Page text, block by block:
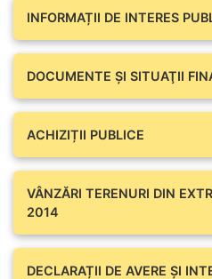
INFORMAȚII DE INTERES
DOCUMENTE ŞI SITUAŢII
ACHIZIȚII PUBLICE
VÂNZĂRI TERENURI DIN
2014
DECLARAȚII DE AVERE ŞI